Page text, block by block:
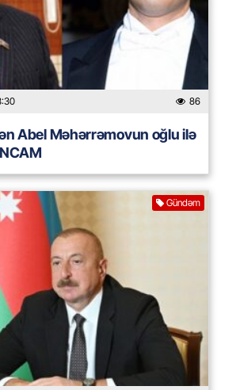
86
Abel Məhərrəmovun oğlu ilə
Gündəm